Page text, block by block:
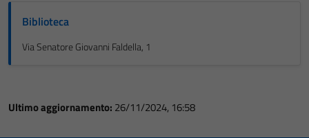
Biblioteca
Via Senatore Giovanni Faldella, 1
Ultimo aggiornamento: 26/11/2024, 16:58